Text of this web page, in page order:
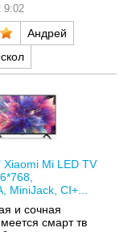
9:02
Андрей
Mi LED TV
MiniJack, CI+...
и сочная
смарт тв